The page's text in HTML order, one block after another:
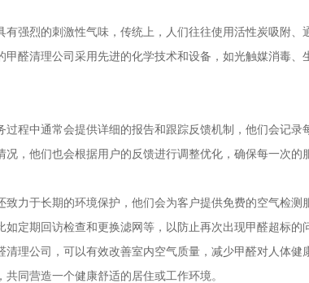
强烈的刺激性气味，传统上，人们往往使用活性炭吸附、
醛清理公司采用先进的化学技术和设备，如光触媒消毒、
程中通常会提供详细的报告和跟踪反馈机制，他们会记
，他们也会根据用户的反馈进行调整优化，确保每一次的
力于长期的环境保护，他们会为客户提供免费的空气检测
定期回访检查和更换滤网等，以防止再次出现甲醛超标的
理公司，可以有效改善室内空气质量，减少甲醛对人体健
同营造一个健康舒适的居住或工作环境。